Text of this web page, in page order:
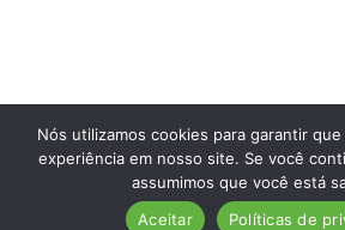
Nós utilizamos cookies para garantir
experiência em nosso site. Se você
assumimos que você está
Aceitar
Políticas de